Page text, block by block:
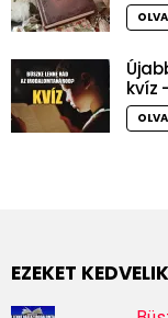
kvíz
EZEKET